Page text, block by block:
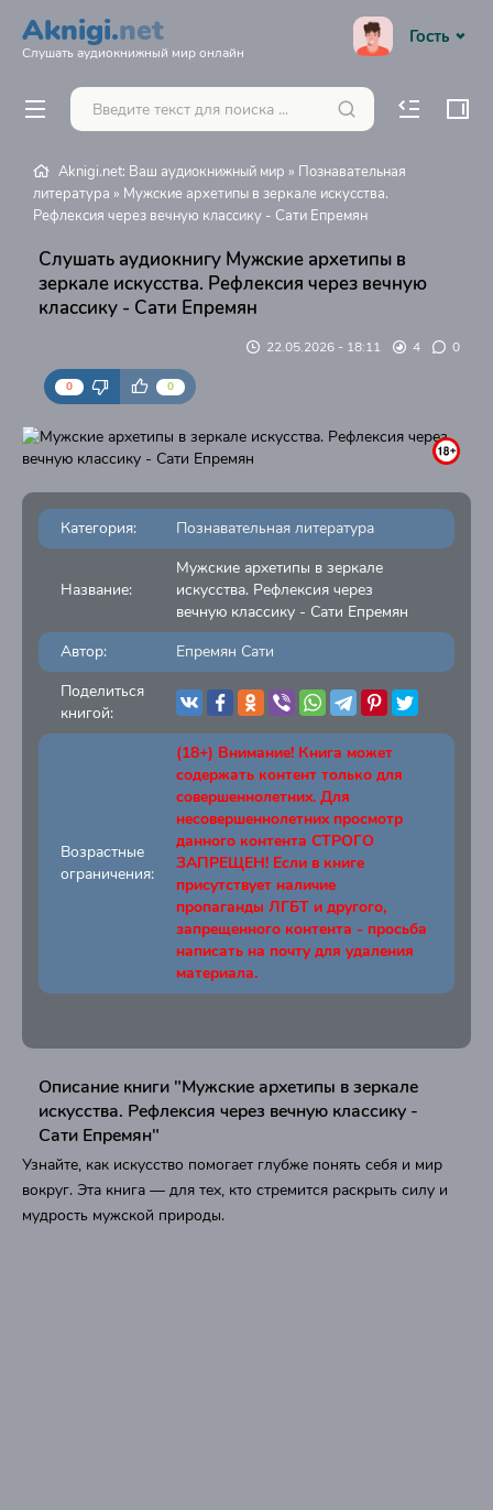
Aknigi.net
Слушать аудиокнижный мир онлайн
Гость
Aknigi.net: Ваш аудиокнижный мир » Познавательная
литература » Мужские архетипы в зеркале искусства.
Рефлексия через вечную классику - Сати Епремян
Слушать аудиокнигу Мужские архетипы в
зеркале искусства. Рефлексия через вечную
классику - Сати Епремян
22.05.2026 - 18:11 4 0
0 0
Категория: Познавательная литература
Название:
Мужские архетипы в зеркале
искусства. Рефлексия через
вечную классику - Сати Епремян
Автор:
Епремян Сати
Поделиться
книгой:
Возрастные
ограничения:
(18+) Внимание! Книга может
содержать контент только для
совершеннолетних. Для
несовершеннолетних просмотр
данного контента СТРОГО
ЗАПРЕЩЕН! Если в книге
присутствует наличие
пропаганды ЛГБТ и другого,
запрещенного контента - просьба
написать на почту для удаления
материала.
Описание книги "Мужские архетипы в зеркале
искусства. Рефлексия через вечную классику -
Сати Епремян"
Узнайте, как искусство помогает глубже понять себя и мир
вокруг. Эта книга — для тех, кто стремится раскрыть силу и
мудрость мужской природы.